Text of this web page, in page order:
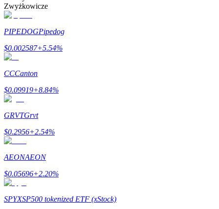
Zarabiać
Mocna Świnka
Codziennie zdobywaj konkurencyjne nagrody
Zwyżkowicze
PIPEDOGPipedog
$0.002587+5.54%
CCCanton
$0.09919+8.84%
GRVTGrvt
$0.2956+2.54%
AEONAEON
$0.05696+2.20%
SPYXSP500 tokenized ETF (xStock)